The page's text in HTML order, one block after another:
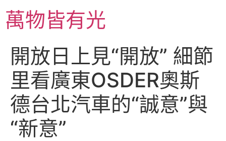
主萬物皆有光
開放日上見“開放” 細節
里看廣東OSDER奧斯
德台北汽車的“誠意”與
“新意”